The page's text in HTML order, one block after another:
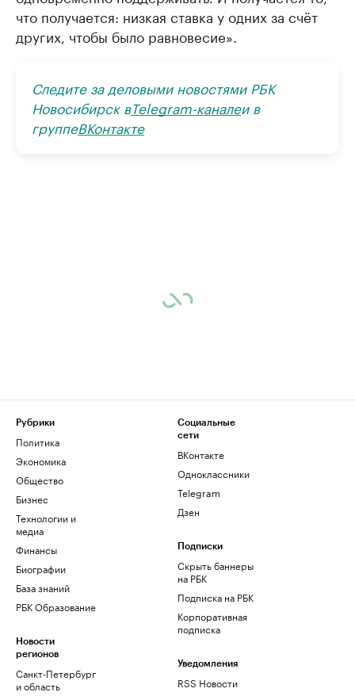
что получается: низкая ставка у одних за счёт
других, чтобы было равновесие».
Следите за деловыми новостями РБК
Новосибирск вTelegram-каналеи в
группеВКонтакте
Рубрики
Политика
Экономика
Общество
Бизнес
Технологии и
медиа
Финансы
Биографии
База знаний
РБК Образование
Новости
регионов
Санкт-Петербург
и область
Социальные
сети
ВКонтакте
Одноклассники
Telegram
Дзен
Подписки
Скрыть баннеры
на РБК
Подписка на РБК
Корпоративная
подписка
Уведомления
RSS Новости